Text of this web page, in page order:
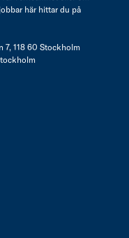
här hittar du på
7, 118 60 Stockholm